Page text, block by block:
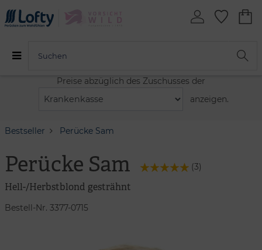
Preise abzüglich des Zuschusses der
anzeigen.
Bestseller Perücke Sam
Perücke Sam (3)
Hell-/Herbstblond gesträhnt
Bestell-Nr. 3377-0715